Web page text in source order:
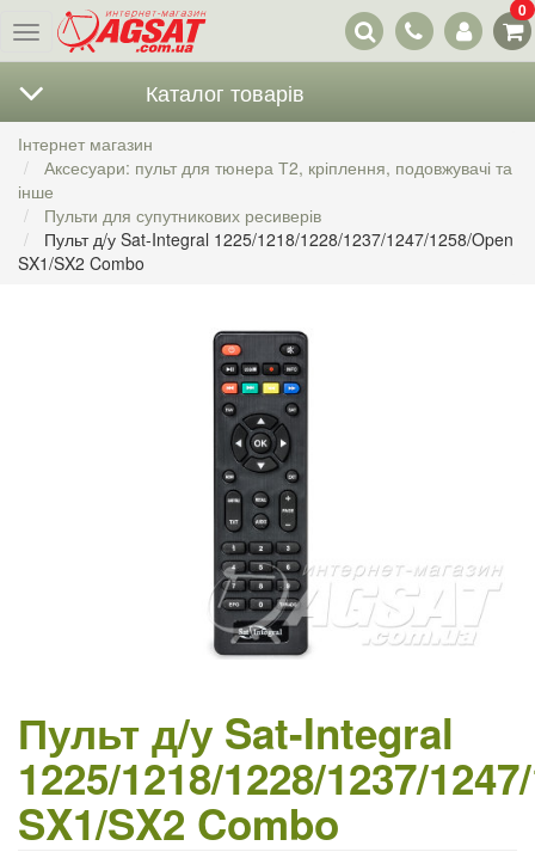
Меню
Наші
контакти
0
Каталог товарів
Інтернет магазин
Аксесуари: пульт для тюнера Т2, кріплення, подовжувачі та
інше
Пульти для супутникових ресиверів
Пульт д/у Sat-Integral 1225/1218/1228/1237/1247/1258/Open
SX1/SX2 Combo
Пульт д/у Sat-Integral
1225/1218/1228/1237/
SX1/SX2 Combo